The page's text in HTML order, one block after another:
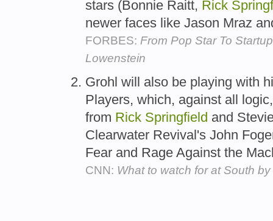
stars (Bonnie Raitt, Rick
newer faces like Jason Mraz
FORBES: From Pop Star To
Lowenstein
Grohl will also be playing with
Players, which, against all
from Rick Springfield and
Clearwater Revival's John
Fear and Rage Against the
CNN: What to watch for at South